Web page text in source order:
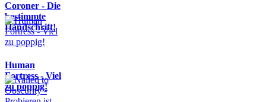
Coroner - Die
bestimmte
Handschrift!
Human
Fortress - Viel
zu poppig!